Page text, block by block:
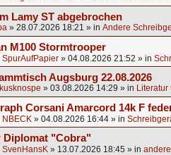
Lamy ST abgebrochen
» 28.07.2026 18:21 » in Andere
M100 Stormtrooper
SpurAufPapier » 04.08.2026 21:52 » in
Augsburg 22.08.2026
» 03.08.2026 14:29 » in Literatur
Corsani Amarcord 14k F
NBECK » 04.08.2026 16:44 » in
Diplomat "Cobra"
SvenHansK » 13.07.2026 18:45 » in